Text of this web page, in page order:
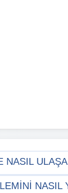
NASIL
NASIL